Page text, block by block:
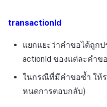
transactionId
แยกแยะว่าคำขอได้ถูก
actionId ของแต่ละคำข
ในกรณีที่มีคำขอซ้ำ ให้
หนดการตอบกลับ)